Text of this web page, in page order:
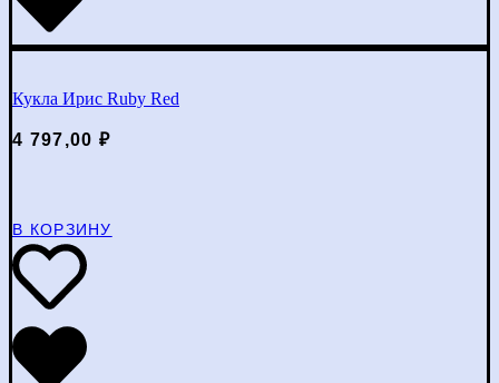
Кукла Ирис Ruby Red
4 797,00 ₽
В КОРЗИНУ